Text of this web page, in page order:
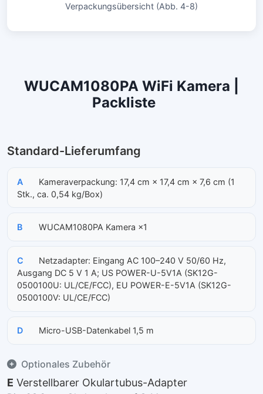
Verpackungsübersicht (Abb. 4-8)
WUCAM1080PA WiFi Kamera |
Packliste
Standard-Lieferumfang
A
Kameraverpackung: 17,4 cm × 17,4 cm × 7,6 cm (1
Stk., ca. 0,54 kg/Box)
B WUCAM1080PA Kamera ×1
C
Netzadapter: Eingang AC 100–240 V 50/60 Hz,
Ausgang DC 5 V 1 A; US POWER-U-5V1A (SK12G-
0500100U: UL/CE/FCC), EU POWER-E-5V1A (SK12G-
0500100V: UL/CE/FCC)
D Micro-USB-Datenkabel 1,5 m
Optionales Zubehör
E Verstellbarer Okulartubus-Adapter